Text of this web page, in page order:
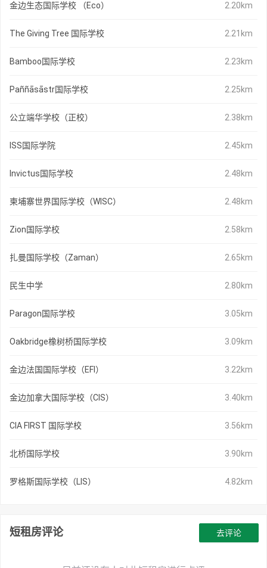
金边生态国际学校 （Eco） 2.20km
The Giving Tree 国际学校 2.21km
Bamboo国际学校 2.23km
Paññāsāstr国际学校 2.25km
公立端华学校（正校） 2.38km
ISS国际学院 2.45km
Invictus国际学校 2.48km
柬埔寨世界国际学校（WISC） 2.48km
Zion国际学校 2.58km
扎曼国际学校（Zaman） 2.65km
民生中学 2.80km
Paragon国际学校 3.05km
Oakbridge橡树桥国际学校 3.09km
金边法国国际学校（EFI） 3.22km
金边加拿大国际学校（CIS） 3.40km
CIA FIRST 国际学校 3.56km
北桥国际学校 3.90km
罗格斯国际学校（LIS） 4.82km
短租房评论 去评论